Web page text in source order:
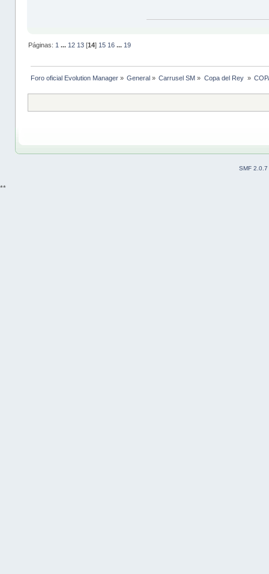
Páginas: 1 ... 12 13[14] 15 16 ... 19
Foro oficial Evolution Manager» General » Carrusel SM » Copa del Rey »
SMF 2.0.7
**